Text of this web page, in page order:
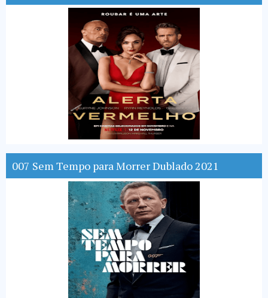
007 Sem Tempo para Morrer Dublado 2021